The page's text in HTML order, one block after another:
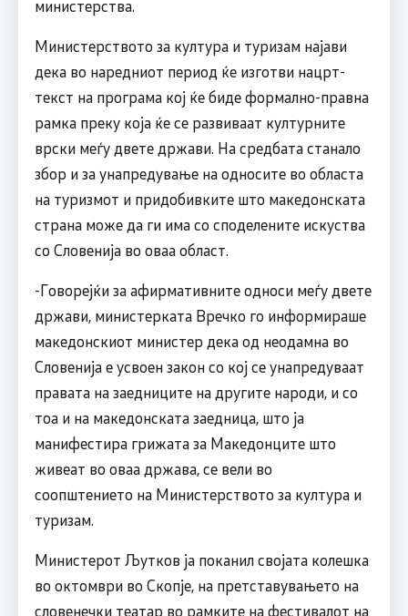
министерства.
Министерството за култура и туризам најави
дека во наредниот период ќе изготви нацрт-
текст на програма кој ќе биде формално-правна
рамка преку која ќе се развиваат културните
врски меѓу двете држави. На средбата станало
збор и за унапредување на односите во областа
на туризмот и придобивките што македонската
страна може да ги има со споделените искуства
со Словенија во оваа област.
-Говорејќи за афирмативните односи меѓу двете
држави, министерката Вречко го информираше
македонскиот министер дека од неодамна во
Словенија е усвоен закон со кој се унапредуваат
правата на заедниците на другите народи, и со
тоа и на македонската заедница, што ја
манифестира грижата за Македонците што
живеат во оваа држава, се вели во
соопштението на Министерството за култура и
туризам.
Министерот Љутков ја поканил својата колешка
во октомври во Скопје, на претставувањето на
словенечки театар во рамките на фестивалот на